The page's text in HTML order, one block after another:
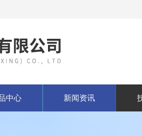
中心 新闻资讯